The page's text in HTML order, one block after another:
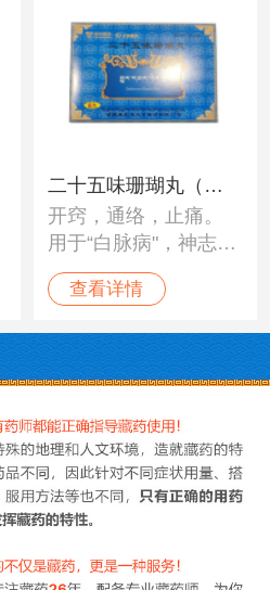
脑震荡、心脏病、高
血压及神经性障碍。
二十五味珊瑚丸（太
极）
开窍，通络，止痛。
用于“白脉病"，神志不
清，身体麻木，头昏
目眩，脑部疼痛，血
查看详情